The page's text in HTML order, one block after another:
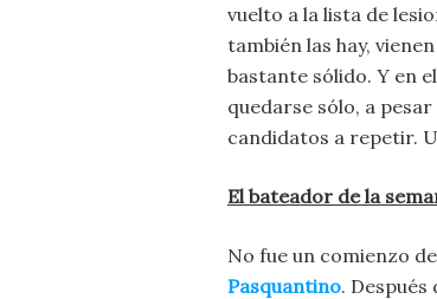
vuelto a la lista de
también las hay,
bastante sólido. Y en
quedarse sólo, a
candidatos a repetir.
El bateador de la
No fue un comienzo
Pasquantino.